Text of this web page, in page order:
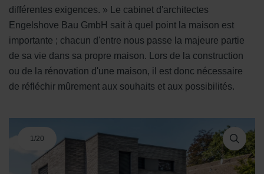
différentes exigences. » Le cabinet d'architectes
Engelshove Bau GmbH sait à quel point la maison est
importante ; chacun d'entre nous passe la majeure partie
de sa vie dans sa propre maison. Lors de la construction
ou de la rénovation d'une maison, il est donc nécessaire
de réfléchir mûrement aux souhaits et aux possibilités.
1/20